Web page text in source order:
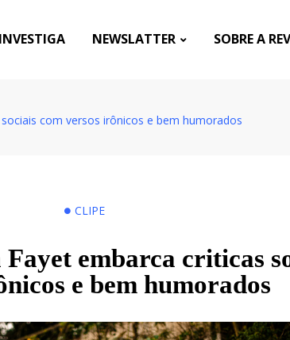
NEWSLATTER SOBRE A
com versos irônicos e bem humorados
CLIPE
Fayet embarca criticas
e bem humorados